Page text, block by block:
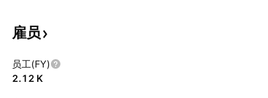
雇员
员工(FY)
‪2.12 K‬